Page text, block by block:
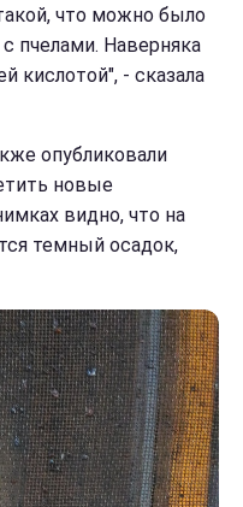
что можно было
пчелами. Наверняка
кислотой", - сказала
опубликовали
новые
видно, что на
темный осадок,